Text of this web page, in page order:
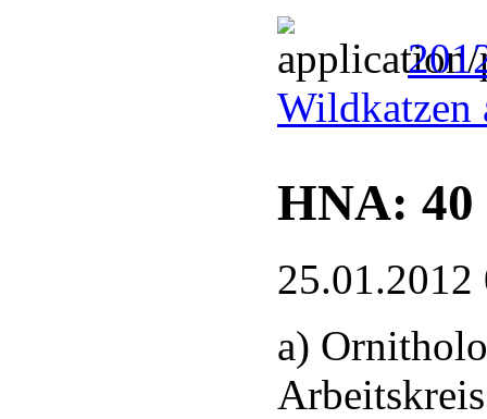
Wildkatzen
HNA: 40
25.01.2012
a)